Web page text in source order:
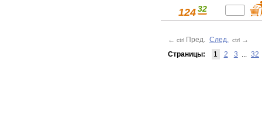
124 32
← ctrl Пред. След. ctrl →
Страницы:
1 2 3 ... 32